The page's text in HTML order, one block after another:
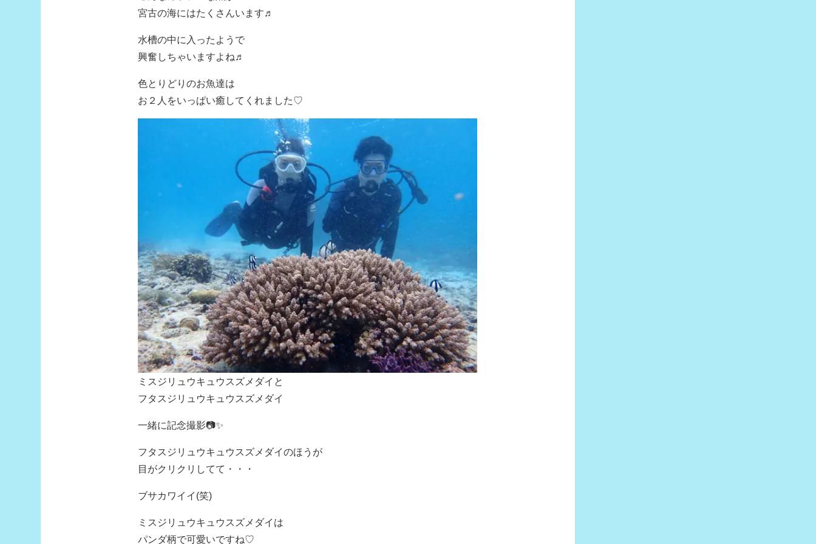
宮古の海にはたくさんいます♬
水槽の中に入ったようで
興奮しちゃいますよね♬
色とりどりのお魚達は
お２人をいっぱい癒してくれました♡
ミスジリュウキュウスズメダイと
フタスジリュウキュウスズメダイ
一緒に記念撮影📷✨
フタスジリュウキュウスズメダイのほうが
目がクリクリしてて・・・
ブサカワイイ(笑)
ミスジリュウキュウスズメダイは
パンダ柄で可愛いですね♡